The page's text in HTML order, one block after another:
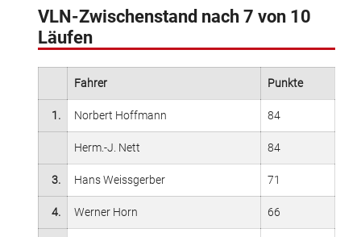
VLN-Zwischenstand nach 7 von 10
Läufen
Fahrer Punkte
1. Norbert Hoffmann 84
Herm.-J. Nett 84
3. Hans Weissgerber 71
4. Werner Horn 66